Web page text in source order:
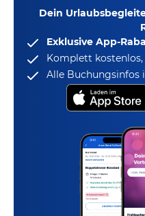
Dein
Exklusive App-
Komplett kostenlos,
Alle